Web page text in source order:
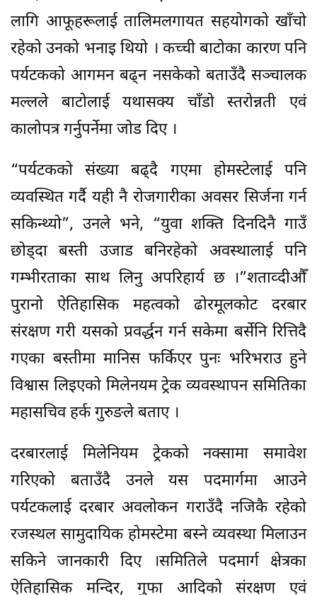
लागि आफूहरूलाई तालिमलगायत सहयोगको खाँचो
रहेको उनको भनाइ थियो । कच्ची बाटोका कारण पनि
पर्यटकको आगमन बढ्न नसकेको बताउँदै सञ्चालक
मल्लले बाटोलाई यथासक्य चाँडो स्तरोन्नती एवं
कालोपत्र गर्नुपर्नेमा जोड दिए ।
“पर्यटकको संख्या बढ्दै गएमा होमस्टेलाई पनि
व्यवस्थित गर्दै यही नै रोजगारीका अवसर सिर्जना गर्न
सकिन्थ्यो”, उनले भने, “युवा शक्ति दिनदिनै गाउँ
छोड्दा बस्ती उजाड बनिरहेको अवस्थालाई पनि
गम्भीरताका साथ लिनु अपरिहार्य छ ।”शताव्दीऔँ
पुरानो ऐतिहासिक महत्वको ढोरमूलकोट दरबार
संरक्षण गरी यसको प्रवर्द्धन गर्न सकेमा बर्सेनि रित्तिदै
गएका बस्तीमा मानिस फर्किएर पुनः भरिभराउ हुने
विश्वास लिइएको मिलेनयम ट्रेक व्यवस्थापन समितिका
महासचिव हर्क गुरुङले बताए ।
दरबारलाई मिलेनियम ट्रेकको नक्सामा समावेश
गरिएको बताउँदै उनले यस पदमार्गमा आउने
पर्यटकलाई दरबार अवलोकन गराउँदै नजिकै रहेको
रजस्थल सामुदायिक होमस्टेमा बस्ने व्यवस्था मिलाउन
सकिने जानकारी दिए ।समितिले पदमार्ग क्षेत्रका
ऐतिहासिक मन्दिर, गुफा आदिको संरक्षण एवं